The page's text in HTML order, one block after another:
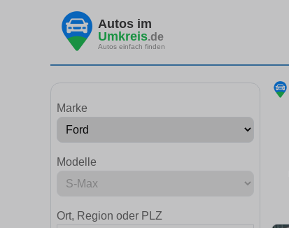
Autos im
Umkreis.de
Autos einfach finden
Marke
Modelle
Ort, Region oder PLZ